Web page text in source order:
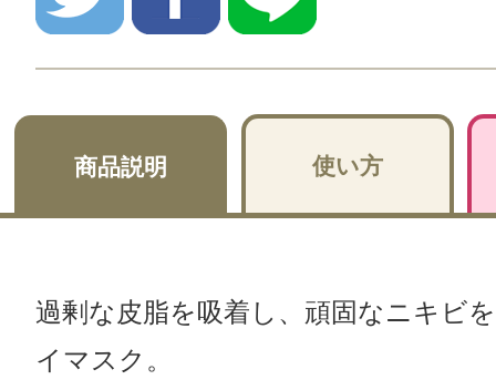
商品説明 使い方
過剰な皮脂を吸着し、頑固なニキビ
イマスク。